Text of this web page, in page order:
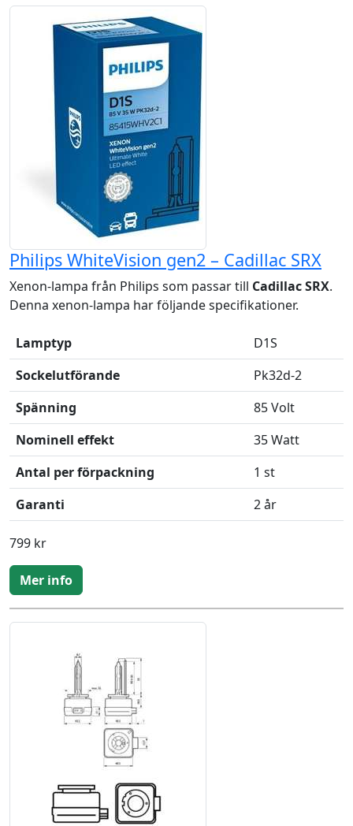
Philips WhiteVision gen2 – Cadillac SRX
Xenon-lampa från Philips som passar till Cadillac SRX.
Denna xenon-lampa har följande specifikationer.
Lamptyp
D1S
Sockelutförande
Pk32d-2
Spänning
85 Volt
Nominell effekt
35 Watt
Antal per förpackning
1 st
Garanti
2 år
799 kr
Mer info